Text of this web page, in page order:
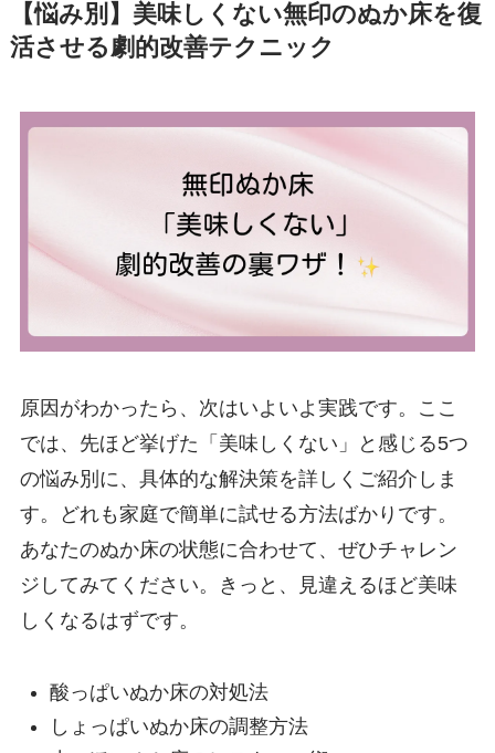
【悩み別】美味しくない無印のぬか床を復
活させる劇的改善テクニック
原因がわかったら、次はいよいよ実践です。ここ
では、先ほど挙げた「美味しくない」と感じる5つ
の悩み別に、具体的な解決策を詳しくご紹介しま
す。どれも家庭で簡単に試せる方法ばかりです。
あなたのぬか床の状態に合わせて、ぜひチャレン
ジしてみてください。きっと、見違えるほど美味
しくなるはずです。
酸っぱいぬか床の対処法
しょっぱいぬか床の調整方法